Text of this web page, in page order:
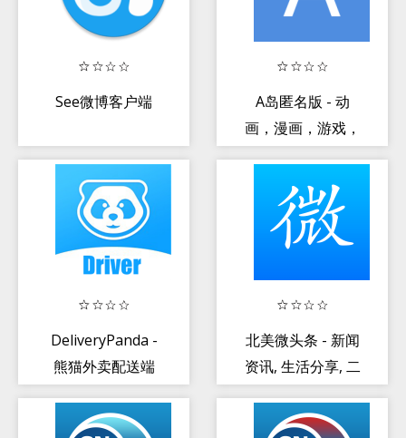
See微博客户端
A岛匿名版 - 动
画，漫画，游戏，
社区，A岛第三方
客户端
DeliveryPanda -
熊猫外卖配送端
北美微头条 - 新闻
资讯, 生活分享, 二